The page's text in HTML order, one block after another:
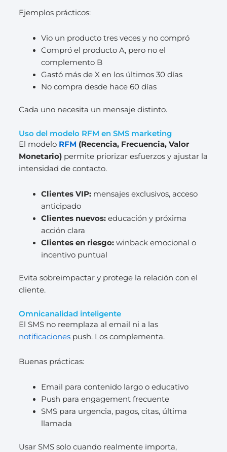
Ejemplos prácticos:
Vio un producto tres veces y no compró
Compró el producto A, pero no el
complemento B
Gastó más de X en los últimos 30 días
No compra desde hace 60 días
Cada uno necesita un mensaje distinto.
Uso del modelo RFM en SMS marketing
El modelo RFM (Recencia, Frecuencia, Valor
Monetario)permite priorizar esfuerzos y ajustar la
intensidad de contacto.
Clientes VIP:mensajes exclusivos, acceso
anticipado
Clientes nuevos:educación y próxima
acción clara
Clientes en riesgo:winback emocional o
incentivo puntual
Evita sobreimpactar y protege la relación con el
cliente.
Omnicanalidad inteligente
El SMS no reemplaza al email ni a las
notificacionespush. Los complementa.
Buenas prácticas:
Email para contenido largo o educativo
Push para engagement frecuente
SMS para urgencia, pagos, citas, última
llamada
Usar SMS solo cuando realmente importa,